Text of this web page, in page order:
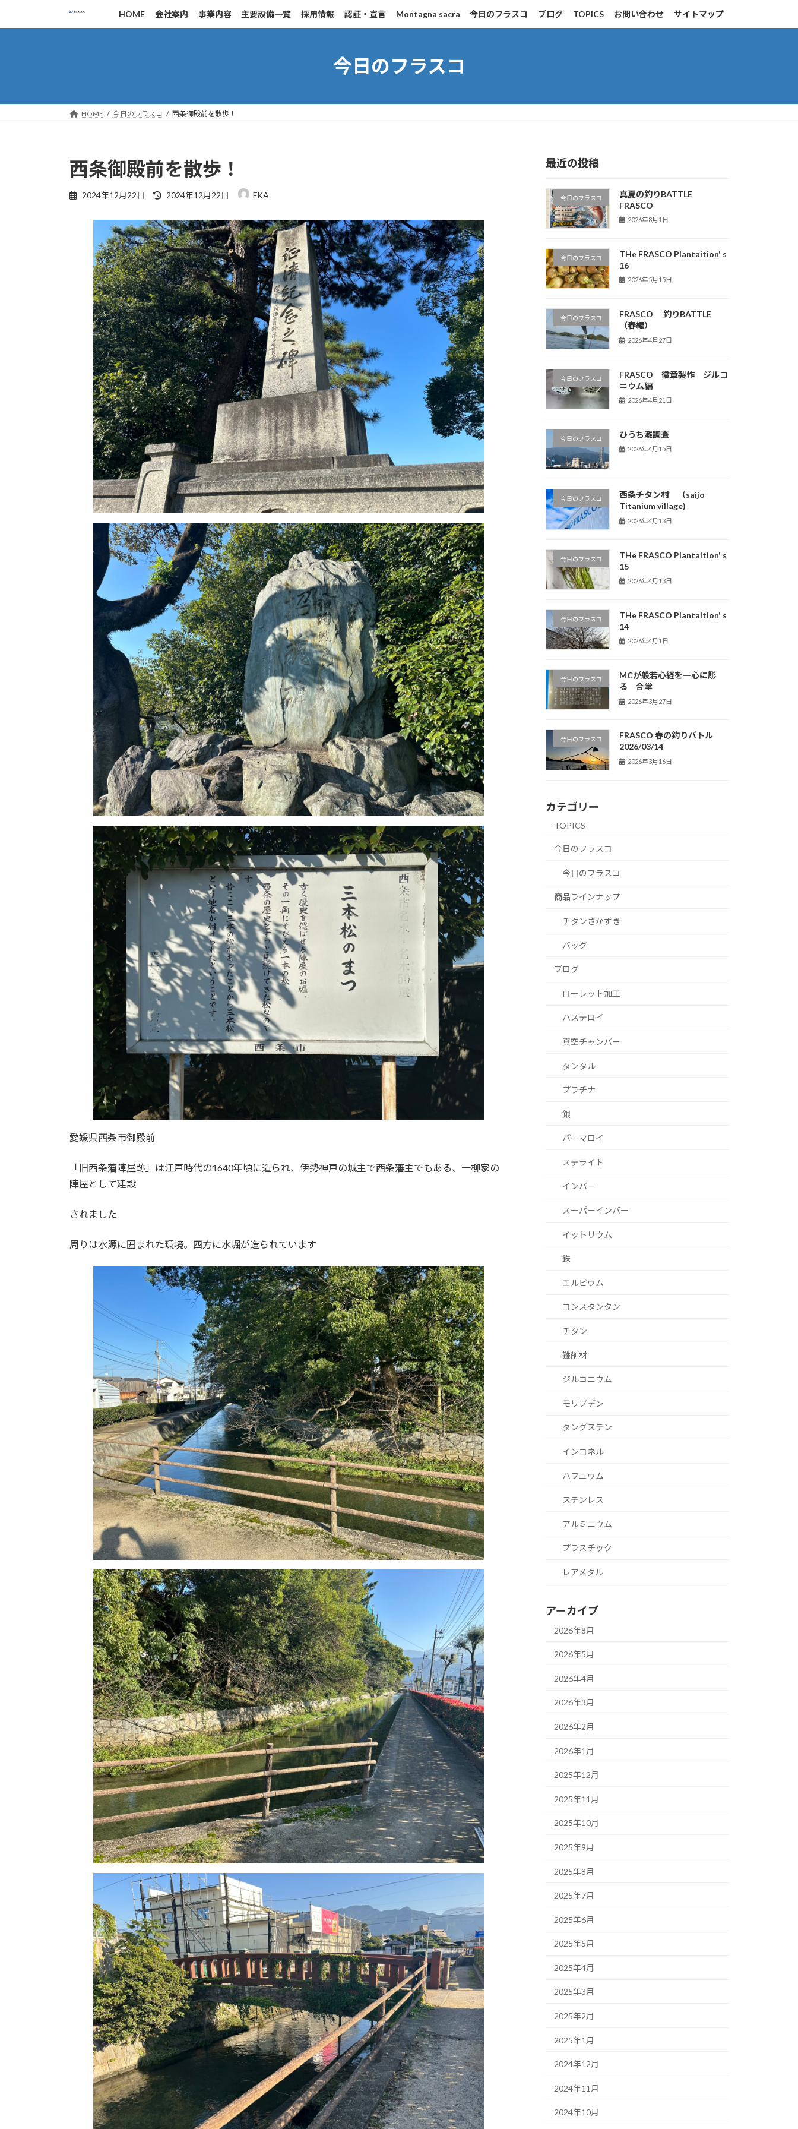
キ
に
HOME 会社案内 事業内容 主要設備一覧 採用情報 認証・宣言 Montagna sacra 今日のフラスコ ブログ TOPICS お問い合わせ サイトマップ
今日のフラスコ
HOME 今日のフラスコ 西条御殿前を散歩！
西条御殿前を散歩！
2024年12月22日
最
新
日
時
:
2024年12月22日 FKA
愛媛県西条市御殿前
「旧西条藩陣屋跡」は江戸時代の1640年頃に造られ、伊勢神戸の城主で西条藩主でもある、一柳家の
陣屋として建設
されました
周りは水源に囲まれた環境。四方に水堀が造られています
最近の投稿
今日のフラスコ
真夏の釣りBATTLE
FRASCO
2026年8月1日
今日のフラスコ
THe FRASCO Plantaition' s
16
2026年5月15日
今日のフラスコ
FRASCO 釣りBATTLE
（春編）
2026年4月27日
今日のフラスコ
FRASCO 徽章製作 ジルコ
ニウム編
2026年4月21日
今日のフラスコ ひうち灘調査
2026年4月15日
今日のフラスコ
西条チタン村 （saijo
Titanium village)
2026年4月13日
今日のフラスコ
THe FRASCO Plantaition' s
15
2026年4月13日
今日のフラスコ
THe FRASCO Plantaition' s
14
2026年4月1日
今日のフラスコ
MCが般若心経を一心に彫
る 合掌
2026年3月27日
今日のフラスコ
FRASCO 春の釣りバトル
2026/03/14
2026年3月16日
カテゴリー
TOPICS
今日のフラスコ
今日のフラスコ
商品ラインナップ
チタンさかずき
バッグ
ブログ
ローレット加工
ハステロイ
真空チャンバー
タンタル
プラチナ
銀
パーマロイ
ステライト
インバー
スーパーインバー
イットリウム
鉄
エルビウム
コンスタンタン
チタン
難削材
ジルコニウム
モリブデン
タングステン
インコネル
ハフニウム
ステンレス
アルミニウム
プラスチック
レアメタル
アーカイブ
2026年8月
2026年5月
2026年4月
2026年3月
2026年2月
2026年1月
2025年12月
2025年11月
2025年10月
2025年9月
2025年8月
2025年7月
2025年6月
2025年5月
2025年4月
2025年3月
2025年2月
2025年1月
2024年12月
2024年11月
2024年10月